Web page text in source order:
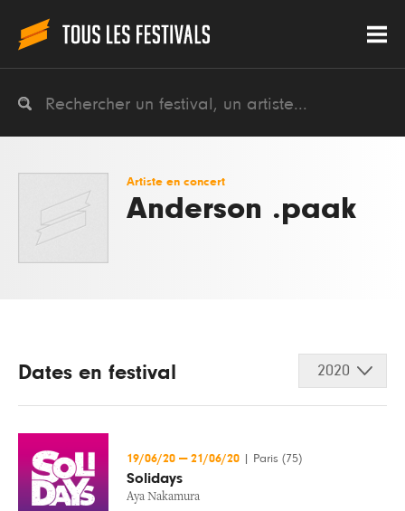
Artiste en concert
Anderson .paak
Dates en festival 2020
19/06/20 — 21/06/20 Paris (75)
Solidays
Aya Nakamura